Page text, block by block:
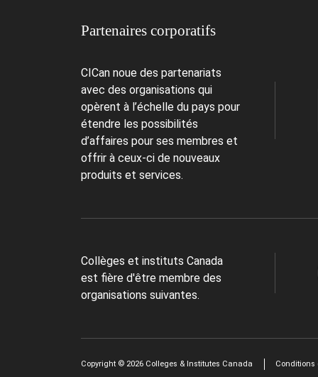
Partenaires corporatifs
CICan noue des partenariats
avec des organisations qui
opèrent à l’échelle du pays pour
étendre les possibilités
d’affaires pour ses membres et
offrir à ceux-ci de nouveaux
produits et services.
Collèges et instituts Canada
est fière d'être membre des
organisations suivantes.
Copyright © 2026 Colleges & Institutes Canada Conditions